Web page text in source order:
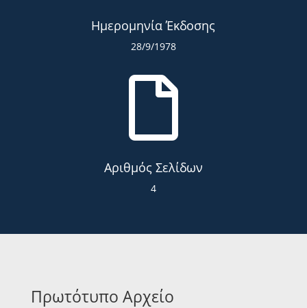
Ημερομηνία Έκδοσης
28/9/1978

Αριθμός Σελίδων
4
Πρωτότυπο Αρχείο